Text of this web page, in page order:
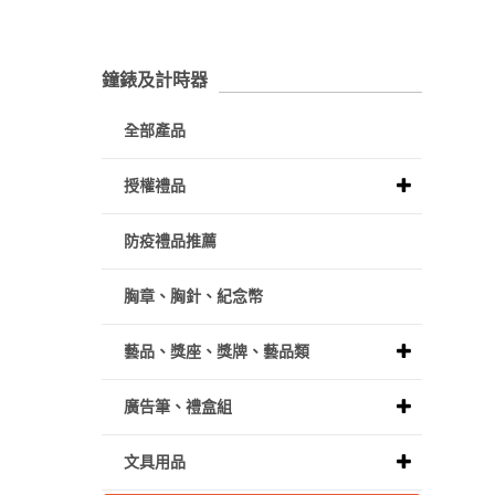
鐘錶及計時器
全部產品
授權禮品
防疫禮品推薦
胸章、胸針、紀念幣
藝品、獎座、獎牌、藝品類
廣告筆、禮盒組
文具用品